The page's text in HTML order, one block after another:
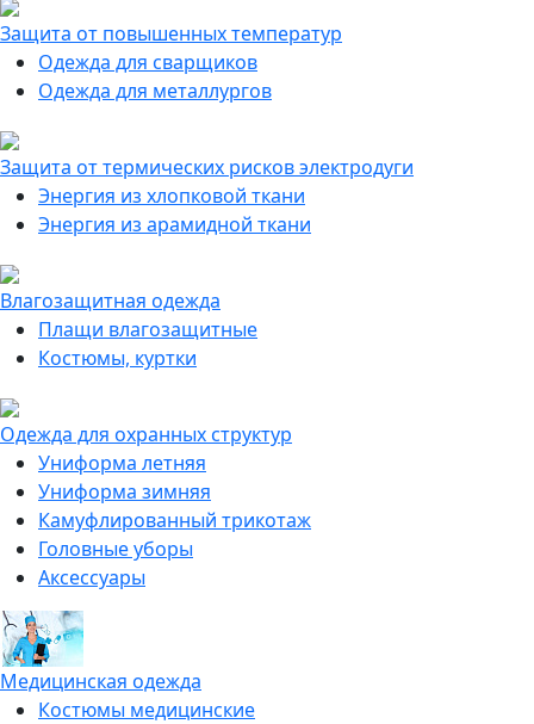
Защита от повышенных температур
Одежда для сварщиков
Одежда для металлургов
Защита от термических рисков электродуги
Энергия из хлопковой ткани
Энергия из арамидной ткани
Влагозащитная одежда
Плащи влагозащитные
Костюмы, куртки
Одежда для охранных структур
Униформа летняя
Униформа зимняя
Камуфлированный трикотаж
Головные уборы
Аксессуары
Медицинская одежда
Костюмы медицинские